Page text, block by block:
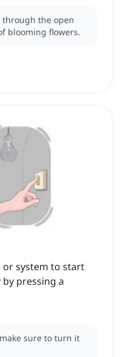
through the open
blooming flowers.
or system to start
pressing a
sure to turn it